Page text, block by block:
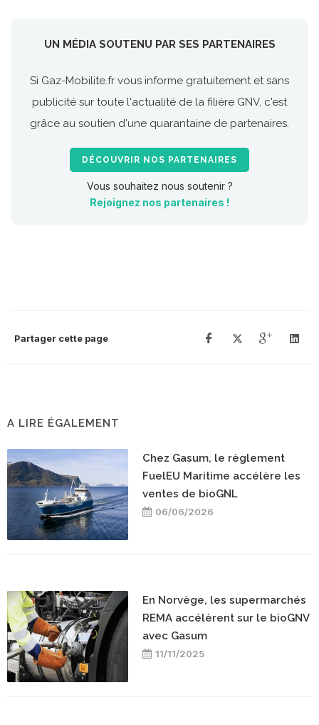
UN MÉDIA SOUTENU PAR SES PARTENAIRES
Si Gaz-Mobilite.fr vous informe gratuitement et sans
publicité sur toute l'actualité de la filière GNV, c'est
grâce au soutien d'une quarantaine de partenaires.
DÉCOUVRIR NOS PARTENAIRES
Vous souhaitez nous soutenir ?
Rejoignez nos partenaires !
Partager cette page
A LIRE ÉGALEMENT
Chez Gasum, le règlement
FuelEU Maritime accélère les
ventes de bioGNL
06/06/2026
En Norvège, les supermarchés
REMA accélèrent sur le bioGNV
avec Gasum
11/11/2025